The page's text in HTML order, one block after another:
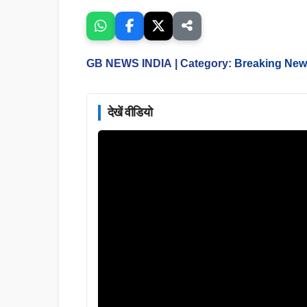
GB NEWS INDIA | Category: Breaking
देखें वीडियो